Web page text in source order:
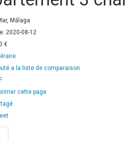
Málaga
le: 2020-08-12
€
a la liste de comparaison
cette page